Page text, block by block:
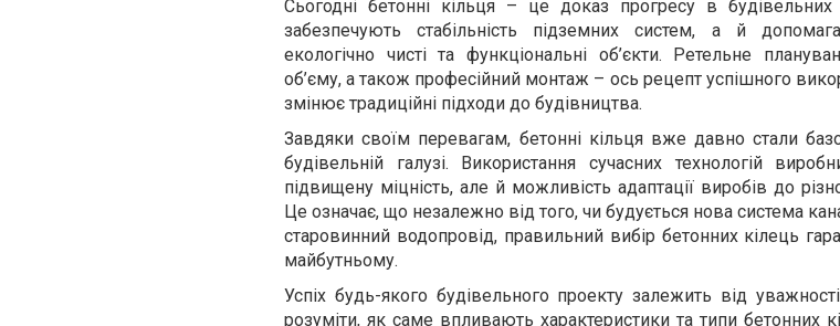
Сьогодні бетонні кільця – це доказ прогресу в
забезпечують стабільність підземних систем, а й
екологічно чисті та функціональні об’єкти. Ретельне
об’єму, а також професійний монтаж – ось рецепт успішного
змінює традиційні підходи до будівництва.
Завдяки своїм перевагам, бетонні кільця вже давно стали
будівельній галузі. Використання сучасних технологій
підвищену міцність, але й можливість адаптації виробів до
Це означає, що незалежно від того, чи будується нова система
старовинний водопровід, правильний вибір бетонних кілець
майбутньому.
Успіх будь-якого будівельного проекту залежить від
розуміти, як саме впливають характеристики та типи бетонних